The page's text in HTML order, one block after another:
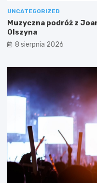
UNCATEGORIZED
Muzyczna podróż z
Olszyna
8 sierpnia 2026